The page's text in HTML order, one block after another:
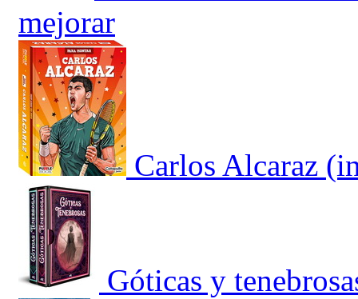
mejorar
Carlos Alcaraz
Góticas y